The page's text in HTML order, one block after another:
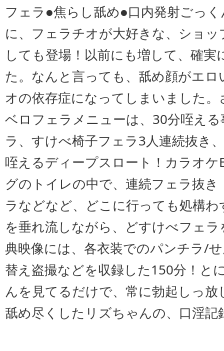
フェラ●焦らし舐め●口内発射ごっ
に、フェラチオが大好きな、ショ
しても登場！以前にも増して、確
た。なんと言っても、舐め顔がエ
オの依存症になってしまいました
ベロフェラメニューは、30分咥え
ラ、すけべ椅子フェラ3人連続抜き
咥えるディープスロート！カラオ
グのトイレの中で、連続フェラ抜
ラなどなど、どこに行っても処構
を垂れ流しながら、どすけべフェ
典映像には、各衣装でのパンチラ/
替え盗撮などを収録した150分！と
んを見てるだけで、常に勃起しっ
舐め尽くしたリズちゃんの、口淫